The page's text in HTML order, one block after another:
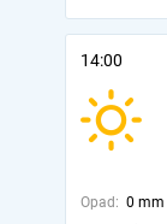
14:00
Opad: 0 mm